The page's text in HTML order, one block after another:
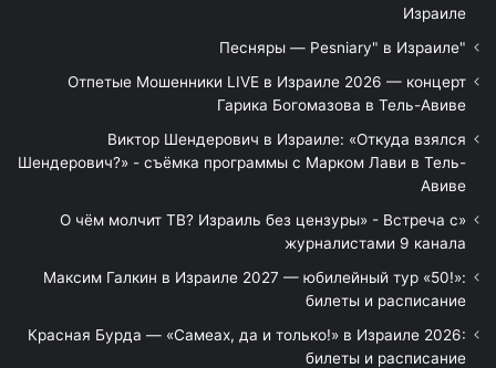
Израиле
"Песняры — Pesniary" в Израиле
Отпетые Мошенники LIVE в Израиле 2026 — концерт
Гарика Богомазова в Тель-Авиве
Виктор Шендерович в Израиле: «Откуда взялся
Шендерович?» - съёмка программы с Марком Лави в Тель-
Авиве
«О чём молчит ТВ? Израиль без цензуры» - Встреча с
журналистами 9 канала
Максим Галкин в Израиле 2027 — юбилейный тур «50!»:
билеты и расписание
Красная Бурда — «Самеах, да и только!» в Израиле 2026:
билеты и расписание